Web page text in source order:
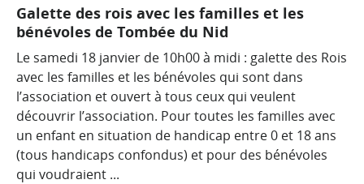
Galette des rois avec les familles et les
bénévoles de Tombée du Nid
Le samedi 18 janvier de 10h00 à midi : galette des Rois
avec les familles et les bénévoles qui sont dans
l’association et ouvert à tous ceux qui veulent
découvrir l’association. Pour toutes les familles avec
un enfant en situation de handicap entre 0 et 18 ans
(tous handicaps confondus) et pour des bénévoles
qui voudraient ...